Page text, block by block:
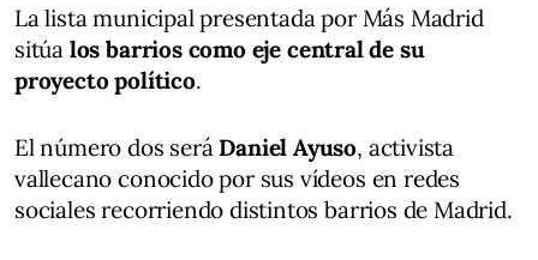
La lista municipal presentada por Más Madrid
sitúa los barrios como eje central de su
proyecto político.
El número dos será Daniel Ayuso, activista
vallecano conocido por sus vídeos en redes
sociales recorriendo distintos barrios de Madrid.